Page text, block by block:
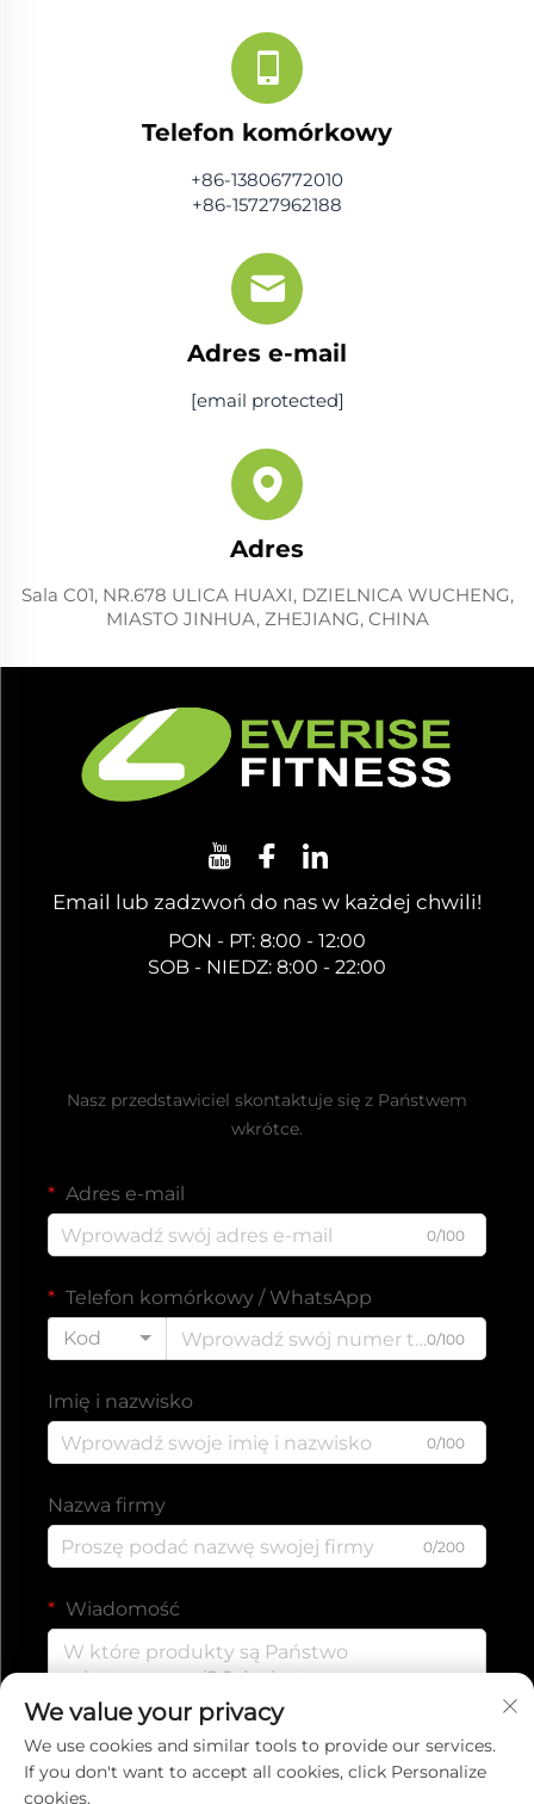
Telefon komórkowy
+86-13806772010
+86-15727962188
Adres e-mail
[email protected]
Adres
Sala C01, NR.678 ULICA HUAXI, DZIELNICA WUCHENG,
MIASTO JINHUA, ZHEJIANG, CHINA
Email lub zadzwoń do nas w każdej chwili!
PON - PT: 8:00 - 12:00
SOB - NIEDZ: 8:00 - 22:00
Nasz przedstawiciel skontaktuje się z Państwem
wkrótce.
Adres e-mail
0/100
Telefon komórkowy / WhatsApp
Kod
0/100
Imię i nazwisko
0/100
Nazwa firmy
0/200
Wiadomość
We value your privacy
We use cookies and similar tools to provide our services.
If you don't want to accept all cookies, click Personalize
cookies.